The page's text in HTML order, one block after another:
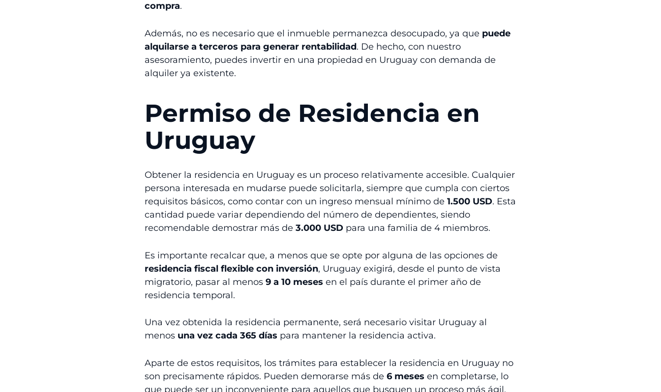
compra.
Además, no es necesario que el inmueble permanezca desocupado, ya que puede
alquilarse a terceros para generar rentabilidad. De hecho, con nuestro
asesoramiento, puedes invertir en una propiedad en Uruguay con demanda de
alquiler ya existente.
Permiso de Residencia en
Uruguay
Obtener la residencia en Uruguay es un proceso relativamente accesible. Cualquier
persona interesada en mudarse puede solicitarla, siempre que cumpla con ciertos
requisitos básicos, como contar con un ingreso mensual mínimo de1.500 USD. Esta
cantidad puede variar dependiendo del número de dependientes, siendo
recomendable demostrar más de3.000 USD para una familia de 4 miembros.
Es importante recalcar que, a menos que se opte por alguna de las opciones de
residencia fiscal flexible con inversión, Uruguay exigirá, desde el punto de vista
migratorio, pasar al menos9 a 10 meses en el país durante el primer año de
residencia temporal.
Una vez obtenida la residencia permanente, será necesario visitar Uruguay al
menos una vez cada 365 días para mantener la residencia activa.
Aparte de estos requisitos, los trámites para establecer la residencia en Uruguay no
son precisamente rápidos. Pueden demorarse más de6 meses en completarse, lo
que puede ser un inconveniente para aquellos que busquen un proceso más ágil.